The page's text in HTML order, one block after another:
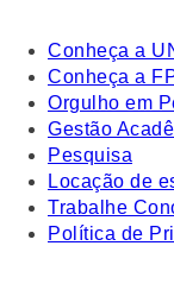
Conheça a
Conheça a
Orgulho em
Gestão
Pesquisa
Locação de
Trabalhe
Política de